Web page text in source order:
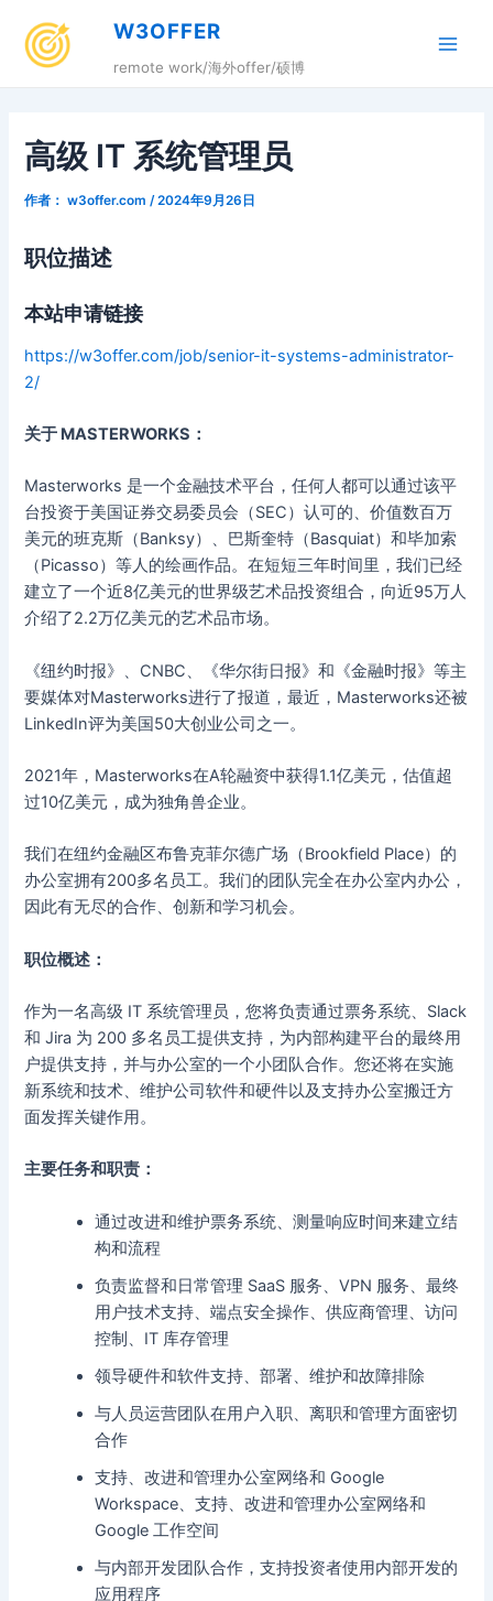
W3OFFER
remote work/海外offer/硕博
高级 IT 系统管理员
作者： w3offer.com /2024年9月26日
职位描述
本站申请链接
https://w3offer.com/job/senior-it-systems-administrator-
2/
关于 MASTERWORKS：
Masterworks 是一个金融技术平台，任何人都可以通过该平
台投资于美国证券交易委员会（SEC）认可的、价值数百万
美元的班克斯（Banksy）、巴斯奎特（Basquiat）和毕加索
（Picasso）等人的绘画作品。在短短三年时间里，我们已经
建立了一个近8亿美元的世界级艺术品投资组合，向近95万人
介绍了2.2万亿美元的艺术品市场。
《纽约时报》、CNBC、《华尔街日报》和《金融时报》等主
要媒体对Masterworks进行了报道，最近，Masterworks还被
LinkedIn评为美国50大创业公司之一。
2021年，Masterworks在A轮融资中获得1.1亿美元，估值超
过10亿美元，成为独角兽企业。
我们在纽约金融区布鲁克菲尔德广场（Brookfield Place）的
办公室拥有200多名员工。我们的团队完全在办公室内办公，
因此有无尽的合作、创新和学习机会。
职位概述：
作为一名高级 IT 系统管理员，您将负责通过票务系统、Slack
和 Jira 为 200 多名员工提供支持，为内部构建平台的最终用
户提供支持，并与办公室的一个小团队合作。您还将在实施
新系统和技术、维护公司软件和硬件以及支持办公室搬迁方
面发挥关键作用。
主要任务和职责：
通过改进和维护票务系统、测量响应时间来建立结
构和流程
负责监督和日常管理 SaaS 服务、VPN 服务、最终
用户技术支持、端点安全操作、供应商管理、访问
控制、IT 库存管理
领导硬件和软件支持、部署、维护和故障排除
与人员运营团队在用户入职、离职和管理方面密切
合作
支持、改进和管理办公室网络和 Google
Workspace、支持、改进和管理办公室网络和
Google 工作空间
与内部开发团队合作，支持投资者使用内部开发的
应用程序